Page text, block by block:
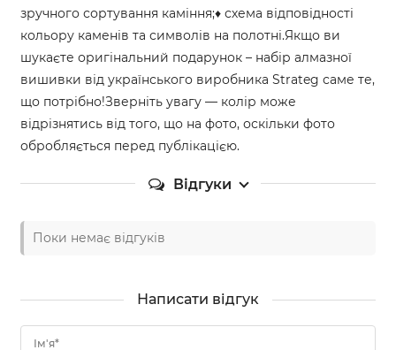
зручного сортування каміння;♦ схема відповідності
кольору каменів та символів на полотні.Якщо ви
шукаєте оригінальний подарунок – набір алмазної
вишивки від українського виробника Strateg саме те,
що потрібно!Зверніть увагу — колір може
відрізнятись від того, що на фото, оскільки фото
обробляється перед публікацією.
Відгуки
Поки немає відгуків
Написати відгук
Ім'я*